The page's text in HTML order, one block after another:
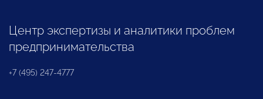
Центр экспертизы и аналитики проблем
предпринимательства
+7 (495) 247-4777